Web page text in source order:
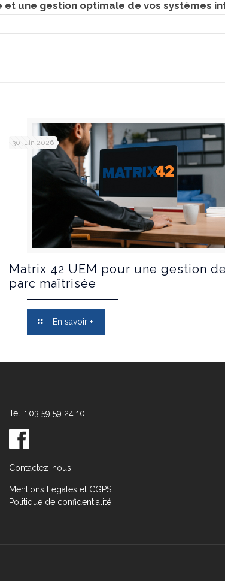
et une gestion optimale de vos systèmes
30 juin 2026
Matrix 42 UEM pour une gestion de
parc maîtrisée
En savoir +
Tél. : 03 59 59 24 10
Contactez-nous
Mentions Légales et CGPS
Politique de confidentialité